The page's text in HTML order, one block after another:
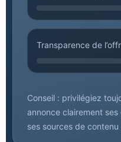
Transparence de
Conseil : privilégiez
annonce clairement
ses sources de contenu